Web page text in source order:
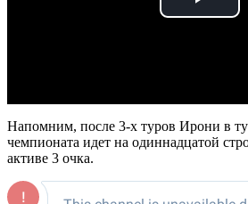
Play
Напомним, после 3-х туров Ирони в
чемпионата идет на одиннадцатой
активе 3 очка.